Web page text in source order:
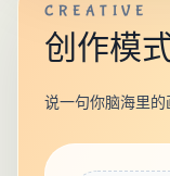
CREATIVE
创作模
说一句你脑海里的